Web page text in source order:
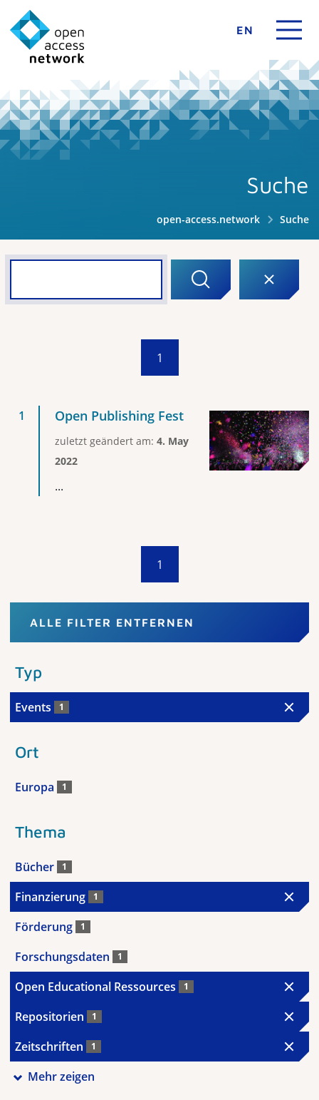
EN
Suche
open-access.network Suche
1
Open Publishing Fest
zuletzt geändert am: 4. May
2022
...
1
ALLE FILTER ENTFERNEN
Typ
Events 1
Ort
Europa 1
Thema
Bücher 1
Finanzierung 1
Förderung 1
Forschungsdaten 1
Open Educational Ressources 1
Repositorien 1
Zeitschriften 1
Mehr zeigen